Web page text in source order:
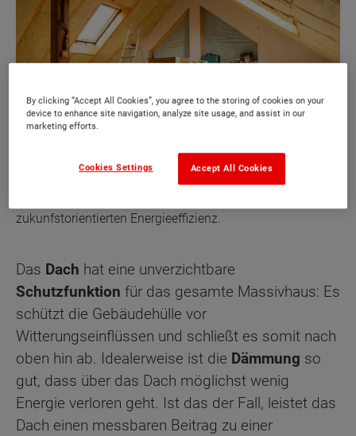
zukunfstorientierten Energieeffizienz.
Das Dach hat eine unverzichtbare
Schutzfunktion für das gesamte Massivhaus: Es
schützt die Gebäudehülle vor
Witterungseinflüssen und schließt es somit nach
oben hin ab. Idealerweise ist die Dämmung so
gut, dass über das Dach möglichst wenig
Energie verloren geht. Ist das der Fall, leistet das
Dach einen messbaren Beitrag zu einer
By clicking “Accept All Cookies”, you agree to the storing of cookies on your
device to enhance site navigation, analyze site usage, and assist in our
marketing efforts.
Accept All Cookies
Cookies Settings